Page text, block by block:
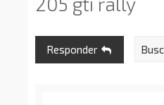
Responder